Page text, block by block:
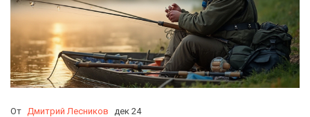
От Дмитрий Лесников
дек 24